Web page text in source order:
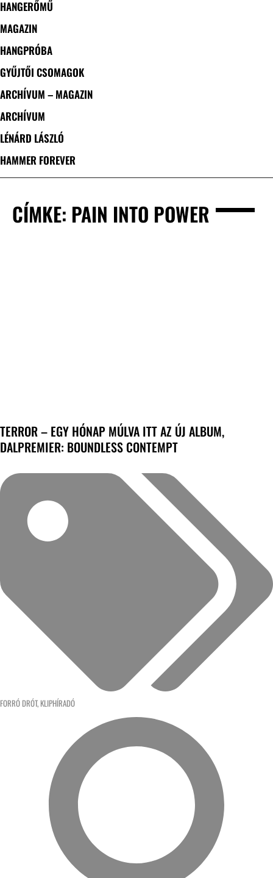
HANGERŐMŰ
MAGAZIN
HANGPRÓBA
GYŰJTŐI CSOMAGOK
ARCHÍVUM – MAGAZIN
ARCHÍVUM
LÉNÁRD LÁSZLÓ
HAMMER FOREVER
CÍMKE: PAIN INTO POWER
TERROR – EGY HÓNAP MÚLVA ITT AZ ÚJ ALBUM,
DALPREMIER: BOUNDLESS CONTEMPT
FORRÓ DRÓT, KLIPHÍRADÓ